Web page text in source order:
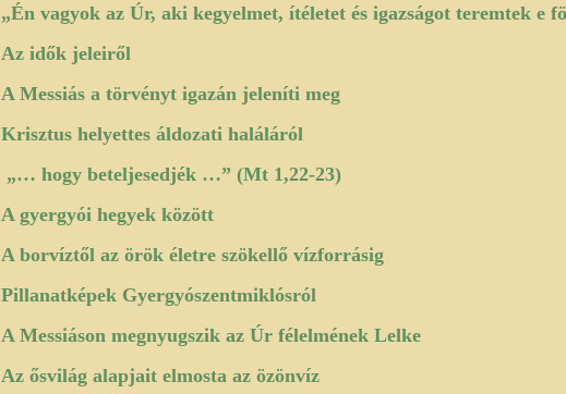
„Én vagyok az Úr, aki kegyelmet, ítéletet és igazságot teremtek e
Az idők jeleiről
A Messiás a törvényt igazán jeleníti meg
Krisztus helyettes áldozati haláláról
„… hogy beteljesedjék …” (Mt 1,22-23)
A gyergyói hegyek között
A borvíztől az örök életre szökellő vízforrásig
Pillanatképek Gyergyószentmiklósról
A Messiáson megnyugszik az Úr félelmének Lelke
Az ősvilág alapjait elmosta az özönvíz